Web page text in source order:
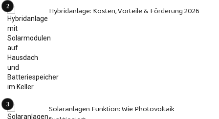
Hybridanlage: Kosten, Vorteile & Förderung 2026
Solaranlagen Funktion: Wie Photovoltaik